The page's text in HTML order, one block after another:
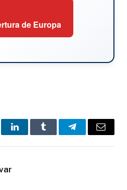
de Europa
LinkedInTumblr TelegramEmail